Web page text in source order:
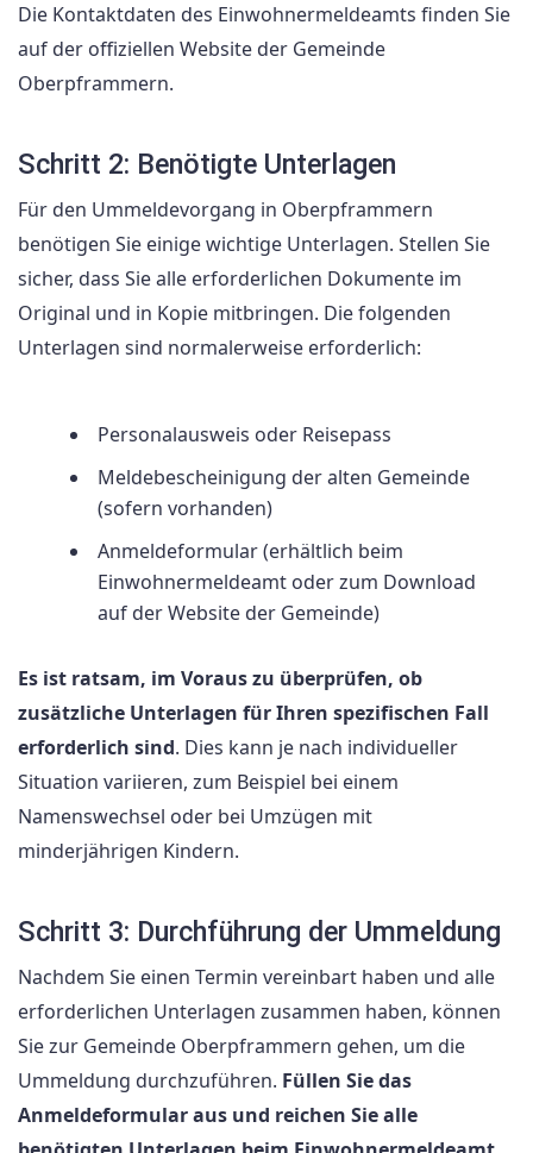
Die Kontaktdaten des Einwohnermeldeamts finden Sie
auf der offiziellen Website der Gemeinde
Oberpframmern.
Schritt 2: Benötigte Unterlagen
Für den Ummeldevorgang in Oberpframmern
benötigen Sie einige wichtige Unterlagen. Stellen Sie
sicher, dass Sie alle erforderlichen Dokumente im
Original und in Kopie mitbringen. Die folgenden
Unterlagen sind normalerweise erforderlich:
Personalausweis oder Reisepass
Meldebescheinigung der alten Gemeinde
(sofern vorhanden)
Anmeldeformular (erhältlich beim
Einwohnermeldeamt oder zum Download
auf der Website der Gemeinde)
Es ist ratsam, im Voraus zu überprüfen, ob
zusätzliche Unterlagen für Ihren spezifischen Fall
erforderlich sind. Dies kann je nach individueller
Situation variieren, zum Beispiel bei einem
Namenswechsel oder bei Umzügen mit
minderjährigen Kindern.
Schritt 3: Durchführung der Ummeldung
Nachdem Sie einen Termin vereinbart haben und alle
erforderlichen Unterlagen zusammen haben, können
Sie zur Gemeinde Oberpframmern gehen, um die
Ummeldung durchzuführen. Füllen Sie das
Anmeldeformular aus und reichen Sie alle